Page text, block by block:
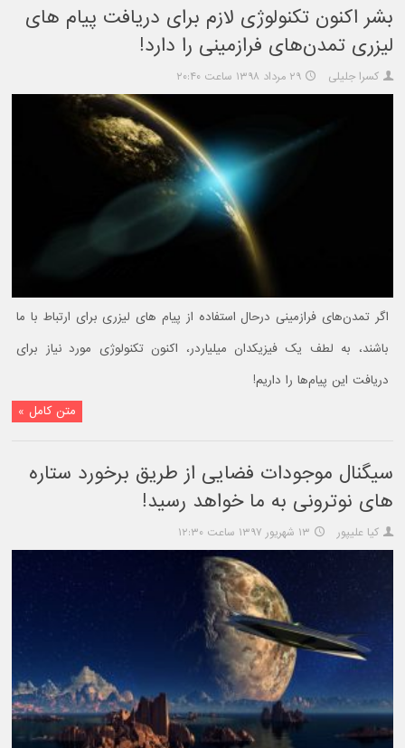
بشر اکنون تکنولوژی لازم برای دریافت پیام های
لیزری تمدن‌های فرازمینی را دارد!
کسرا جلیلی ۲۹ مرداد ۱۳۹۸ ساعت ۲۰:۴۰
اگر تمدن‌های فرازمینی درحال استفاده از پیام های لیزری برای ارتباط با ما
باشند، به لطف یک فیزیکدان میلیاردر، اکنون تکنولوژی مورد نیاز برای
دریافت این پیام‌ها را داریم!
متن کامل »
سیگنال موجودات فضایی از طریق برخورد ستاره
های نوترونی به ما خواهد رسید!
کیا علیپور ۱۳ شهریور ۱۳۹۷ ساعت ۱۲:۳۰